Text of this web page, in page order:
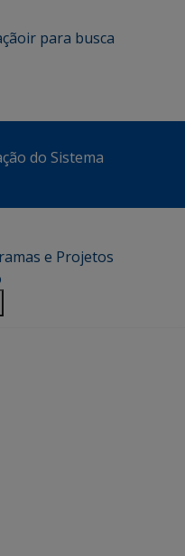
ir para busca
do Sistema
e Projetos